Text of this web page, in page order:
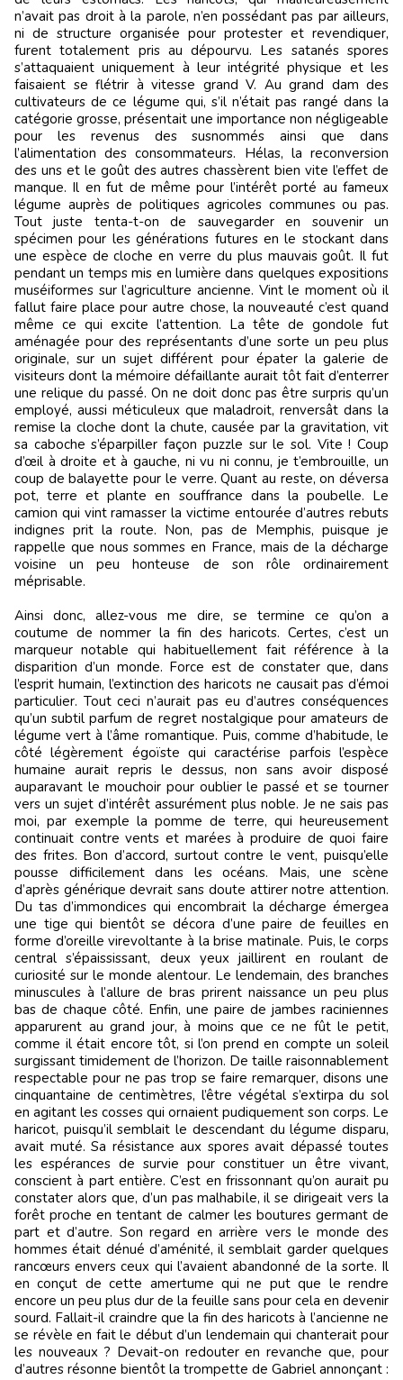
n’avait pas droit à la parole, n’en possédant pas par ailleurs,
ni de structure organisée pour protester et revendiquer,
furent totalement pris au dépourvu. Les satanés spores
s’attaquaient uniquement à leur intégrité physique et les
faisaient se flétrir à vitesse grand V. Au grand dam des
cultivateurs de ce légume qui, s’il n’était pas rangé dans la
catégorie grosse, présentait une importance non négligeable
pour les revenus des susnommés ainsi que dans
l’alimentation des consommateurs. Hélas, la reconversion
des uns et le goût des autres chassèrent bien vite l’effet de
manque. Il en fut de même pour l’intérêt porté au fameux
légume auprès de politiques agricoles communes ou pas.
Tout juste tenta-t-on de sauvegarder en souvenir un
spécimen pour les générations futures en le stockant dans
une espèce de cloche en verre du plus mauvais goût. Il fut
pendant un temps mis en lumière dans quelques expositions
muséiformes sur l’agriculture ancienne. Vint le moment où il
fallut faire place pour autre chose, la nouveauté c’est quand
même ce qui excite l’attention. La tête de gondole fut
aménagée pour des représentants d’une sorte un peu plus
originale, sur un sujet différent pour épater la galerie de
visiteurs dont la mémoire défaillante aurait tôt fait d’enterrer
une relique du passé. On ne doit donc pas être surpris qu’un
employé, aussi méticuleux que maladroit, renversât dans la
remise la cloche dont la chute, causée par la gravitation, vit
sa caboche s’éparpiller façon puzzle sur le sol. Vite ! Coup
d’œil à droite et à gauche, ni vu ni connu, je t’embrouille, un
coup de balayette pour le verre. Quant au reste, on déversa
pot, terre et plante en souffrance dans la poubelle. Le
camion qui vint ramasser la victime entourée d’autres rebuts
indignes prit la route. Non, pas de Memphis, puisque je
rappelle que nous sommes en France, mais de la décharge
voisine un peu honteuse de son rôle ordinairement
méprisable.
Ainsi donc, allez-vous me dire, se termine ce qu’on a
coutume de nommer la fin des haricots. Certes, c’est un
marqueur notable qui habituellement fait référence à la
disparition d’un monde. Force est de constater que, dans
l’esprit humain, l’extinction des haricots ne causait pas d’émoi
particulier. Tout ceci n’aurait pas eu d’autres conséquences
qu’un subtil parfum de regret nostalgique pour amateurs de
légume vert à l’âme romantique. Puis, comme d’habitude, le
côté légèrement égoïste qui caractérise parfois l’espèce
humaine aurait repris le dessus, non sans avoir disposé
auparavant le mouchoir pour oublier le passé et se tourner
vers un sujet d’intérêt assurément plus noble. Je ne sais pas
moi, par exemple la pomme de terre, qui heureusement
continuait contre vents et marées à produire de quoi faire
des frites. Bon d’accord, surtout contre le vent, puisqu’elle
pousse difficilement dans les océans. Mais, une scène
d’après générique devrait sans doute attirer notre attention.
Du tas d’immondices qui encombrait la décharge émergea
une tige qui bientôt se décora d’une paire de feuilles en
forme d’oreille virevoltante à la brise matinale. Puis, le corps
central s’épaississant, deux yeux jaillirent en roulant de
curiosité sur le monde alentour. Le lendemain, des branches
minuscules à l’allure de bras prirent naissance un peu plus
bas de chaque côté. Enfin, une paire de jambes raciniennes
apparurent au grand jour, à moins que ce ne fût le petit,
comme il était encore tôt, si l’on prend en compte un soleil
surgissant timidement de l’horizon. De taille raisonnablement
respectable pour ne pas trop se faire remarquer, disons une
cinquantaine de centimètres, l’être végétal s’extirpa du sol
en agitant les cosses qui ornaient pudiquement son corps. Le
haricot, puisqu’il semblait le descendant du légume disparu,
avait muté. Sa résistance aux spores avait dépassé toutes
les espérances de survie pour constituer un être vivant,
conscient à part entière. C’est en frissonnant qu’on aurait pu
constater alors que, d’un pas malhabile, il se dirigeait vers la
forêt proche en tentant de calmer les boutures germant de
part et d’autre. Son regard en arrière vers le monde des
hommes était dénué d’aménité, il semblait garder quelques
rancœurs envers ceux qui l’avaient abandonné de la sorte. Il
en conçut de cette amertume qui ne put que le rendre
encore un peu plus dur de la feuille sans pour cela en devenir
sourd. Fallait-il craindre que la fin des haricots à l’ancienne ne
se révèle en fait le début d’un lendemain qui chanterait pour
les nouveaux ? Devait-on redouter en revanche que, pour
d’autres résonne bientôt la trompette de Gabriel annonçant :